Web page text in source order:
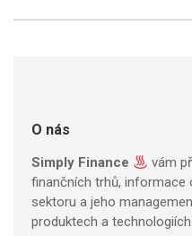
O nás
Simply Finance
vám
finančních trhů, informace
sektoru a jeho
produktech a technologiích.